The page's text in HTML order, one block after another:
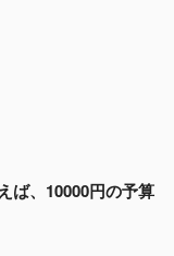
ば、10000円の予算